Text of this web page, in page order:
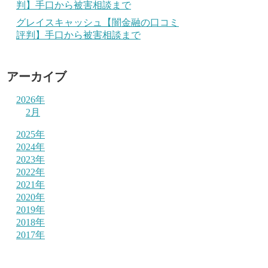
判】手口から被害相談まで
グレイスキャッシュ【闇金融の口コミ
評判】手口から被害相談まで
アーカイブ
2026年
2月
2025年
2024年
2023年
2022年
2021年
2020年
2019年
2018年
2017年